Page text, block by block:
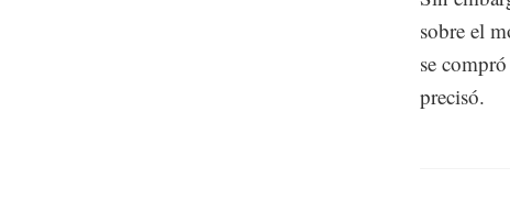
sobre el
se
precisó.